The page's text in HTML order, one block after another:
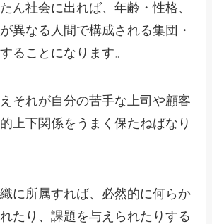
ん社会に出れば、年齢・性格、
異なる人間で構成される集団・
ることになります。
それが自分の苦手な上司や顧客
上下関係をうまく保たねばなり
に所属すれば、必然的に何らか
たり、課題を与えられたりする